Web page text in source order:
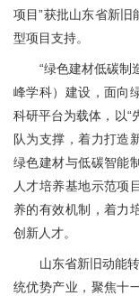
项目”获批山东省新
型项目支持。
“绿色建材低碳制
峰学科）建设，面向
科研平台为载体，以“
队为支撑，着力打造
绿色建材与低碳智能
人才培养基地示范项
养的有效机制，着力
创新人才。
山东省新旧动能
统优势产业，聚焦十